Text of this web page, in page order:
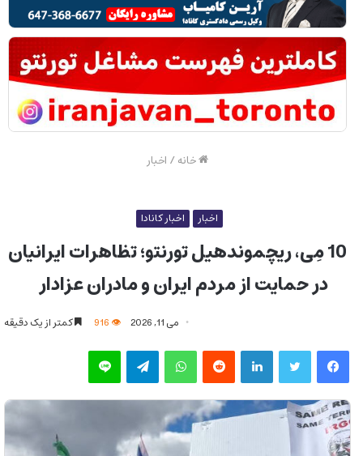
خانه/ اخبار
اخبار اخبار کانادا
10 مِی، ریچموندهیل تورنتو؛ تظاهرات ایرانیان
در حمایت از مردم ایران و مادران عزادار
می 11, 2026 کمتر از یک دقیقه
فیس بوک توییتر لینکدین‫رددیت واتس آپ تلگرام لاین